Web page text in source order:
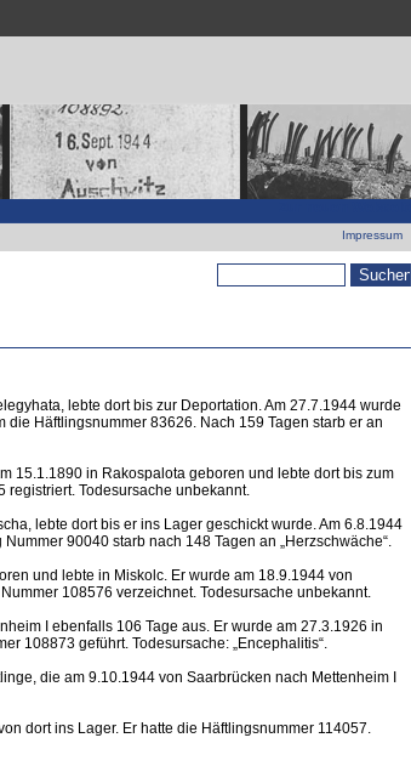
Impressum
Suchformular
lebte dort bis zur Deportation. Am 27.7.1944 wurde
Häftlingsnummer 83626. Nach 159 Tagen starb er an
15.1.1890 in Rakospalota geboren und lebte dort bis zum
registriert. Todesursache unbekannt.
lebte dort bis er ins Lager geschickt wurde. Am 6.8.1944
90040 starb nach 148 Tagen an „Herzschwäche“.
und lebte in Miskolc. Er wurde am 18.9.1944 von
108576 verzeichnet. Todesursache unbekannt.
I ebenfalls 106 Tage aus. Er wurde am 27.3.1926 in
108873 geführt. Todesursache: „Encephalitis“.
die am 9.10.1944 von Saarbrücken nach Mettenheim I
dort ins Lager. Er hatte die Häftlingsnummer 114057.